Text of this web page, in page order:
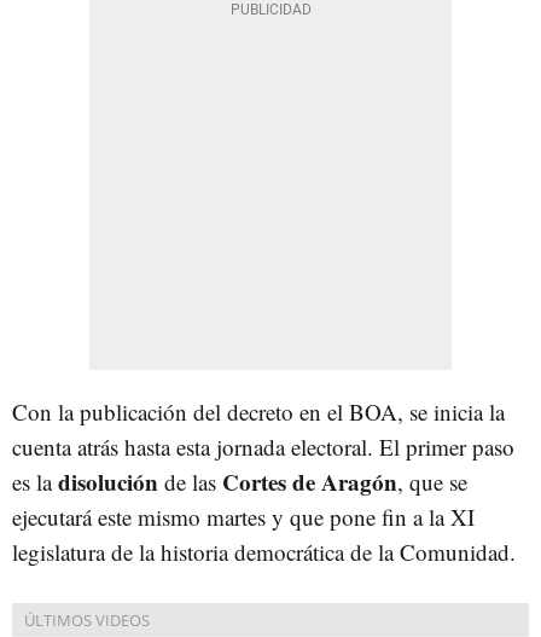
Con la publicación del decreto en el BOA, se inicia la
cuenta atrás hasta esta jornada electoral. El primer paso
es ladisolución de las Cortes de Aragón, que se
ejecutará este mismo martes y que pone fin a la XI
legislatura de la historia democrática de la Comunidad.